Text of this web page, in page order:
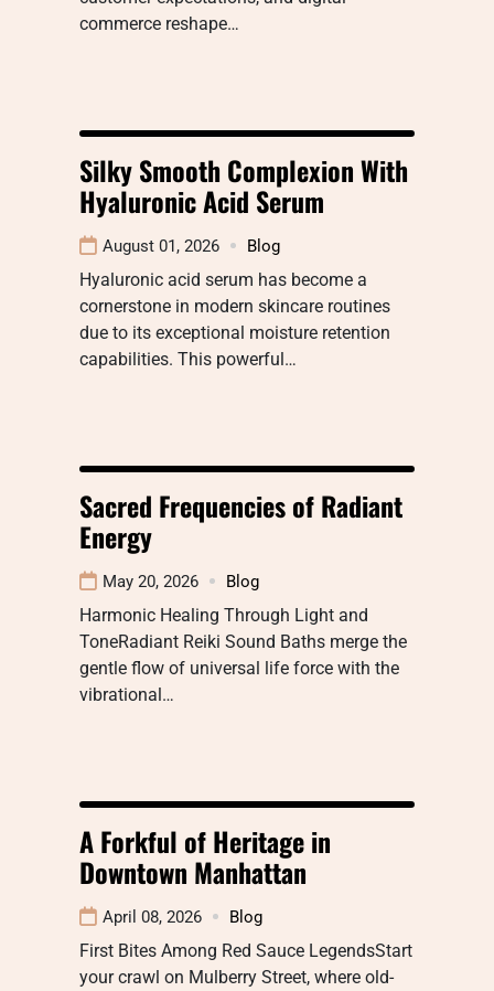
commerce reshape…
Silky Smooth Complexion With
Hyaluronic Acid Serum
August 01, 2026 Blog
Hyaluronic acid serum has become a
cornerstone in modern skincare routines
due to its exceptional moisture retention
capabilities. This powerful…
Sacred Frequencies of Radiant
Energy
May 20, 2026 Blog
Harmonic Healing Through Light and
ToneRadiant Reiki Sound Baths merge the
gentle flow of universal life force with the
vibrational…
A Forkful of Heritage in
Downtown Manhattan
April 08, 2026 Blog
First Bites Among Red Sauce LegendsStart
your crawl on Mulberry Street, where old-